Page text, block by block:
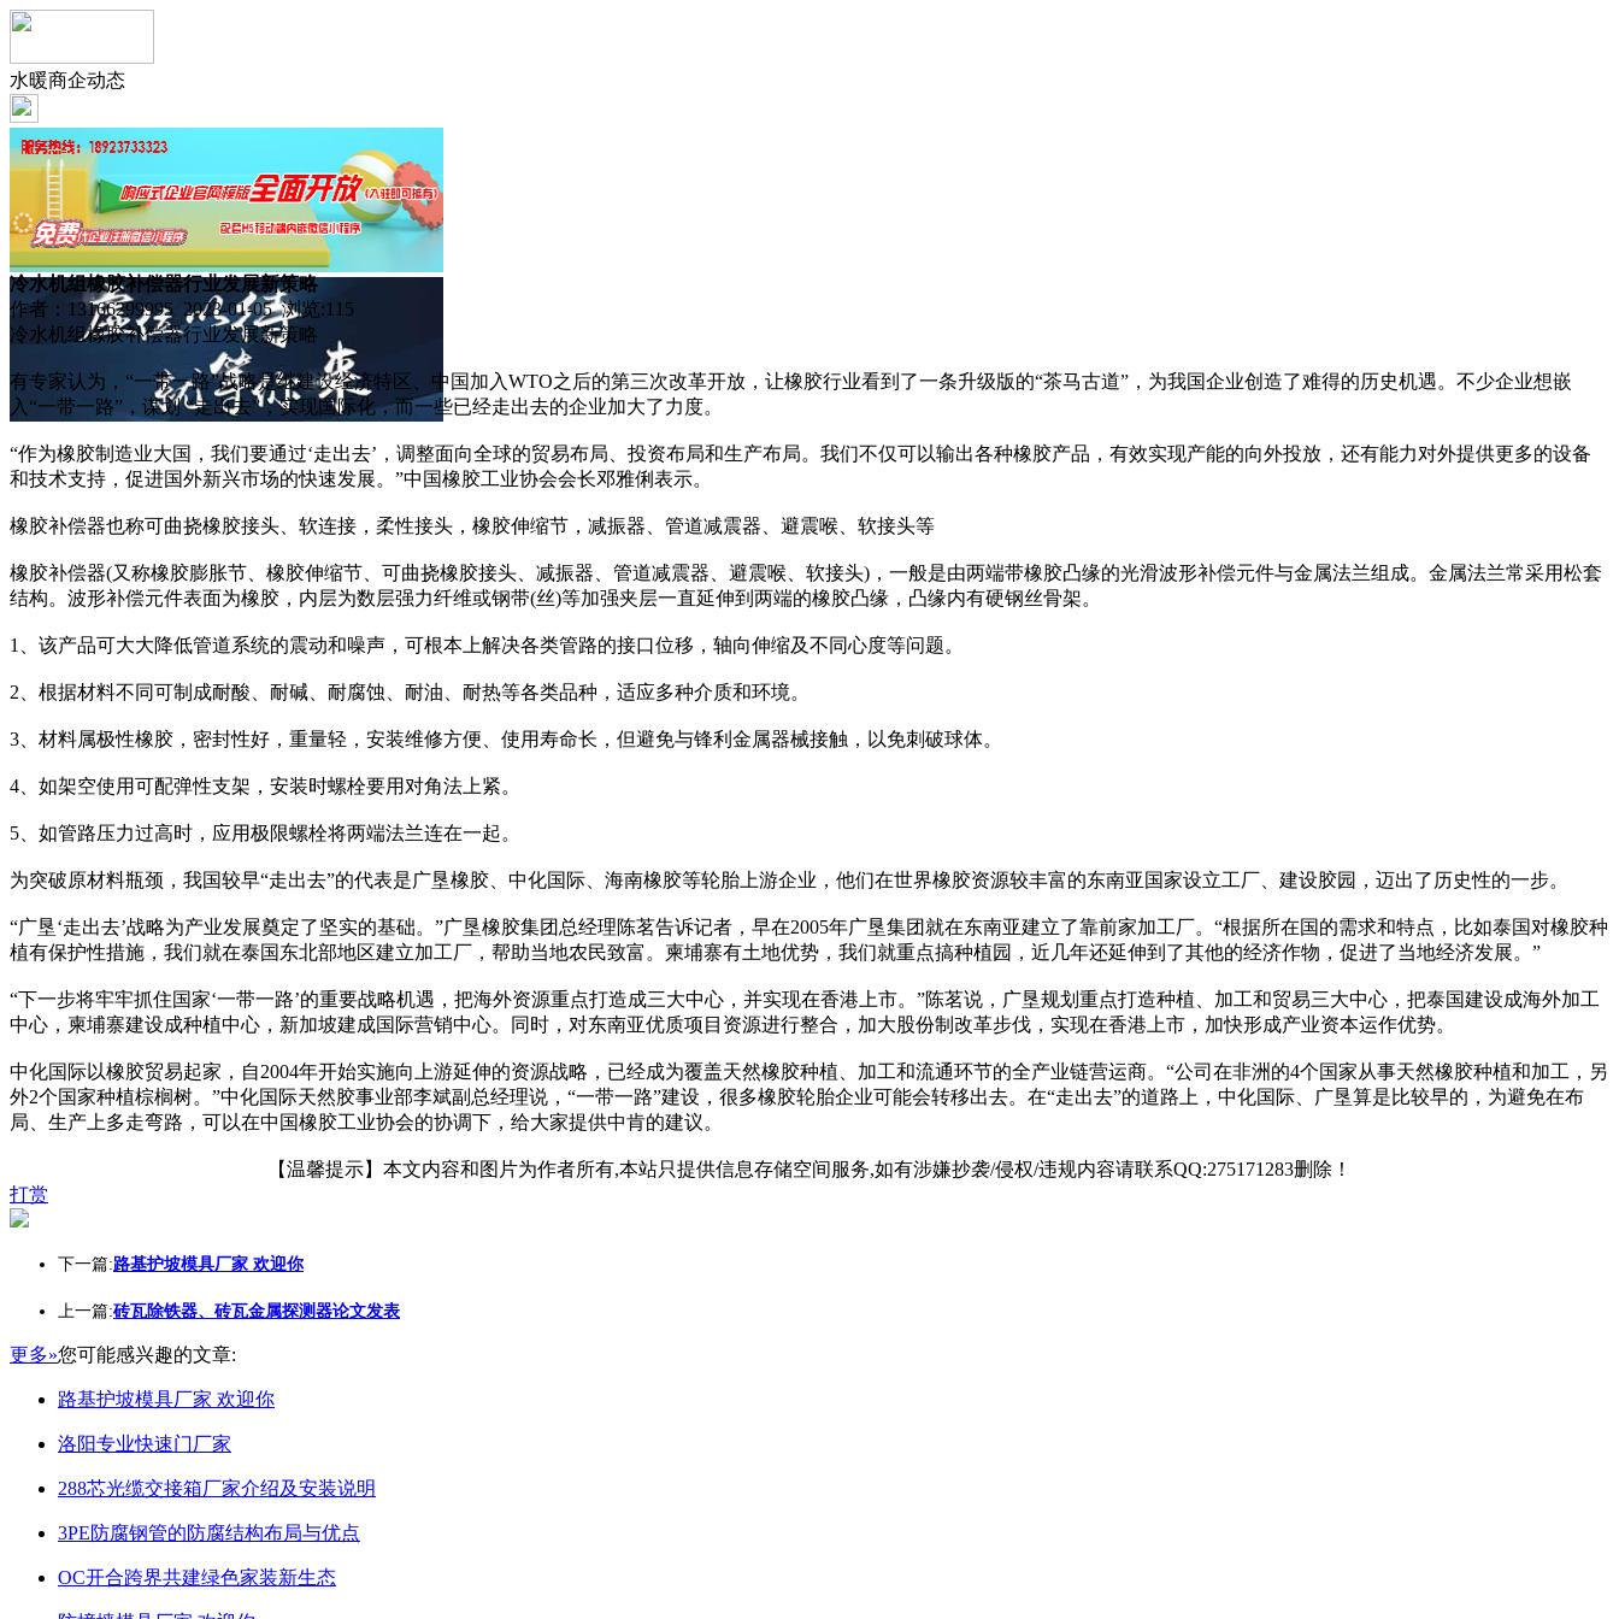
水暖商企动态
冷水机组橡胶补偿器行业发展新策略
作者：13166299995 2023-01-05 浏览:115
冷水机组橡胶补偿器行业发展新策略
有专家认为，“一带一路”战略是继建设经济特区、中国加入WTO之后的第三次改革开放，让橡胶行业看到了一条升级版的“茶马古道”，为我国企业创造了难得的历史机遇。不少企业想嵌
入“一带一路”，谋划 “走出去”，实现国际化，而一些已经走出去的企业加大了力度。
“作为橡胶制造业大国，我们要通过‘走出去’，调整面向全球的贸易布局、投资布局和生产布局。我们不仅可以输出各种橡胶产品，有效实现产能的向外投放，还有能力对外提供更多的设备
和技术支持，促进国外新兴市场的快速发展。”中国橡胶工业协会会长邓雅俐表示。
橡胶补偿器也称可曲挠橡胶接头、软连接，柔性接头，橡胶伸缩节，减振器、管道减震器、避震喉、软接头等
橡胶补偿器(又称橡胶膨胀节、橡胶伸缩节、可曲挠橡胶接头、减振器、管道减震器、避震喉、软接头)，一般是由两端带橡胶凸缘的光滑波形补偿元件与金属法兰组成。金属法兰常采用松套
结构。波形补偿元件表面为橡胶，内层为数层强力纤维或钢带(丝)等加强夹层一直延伸到两端的橡胶凸缘，凸缘内有硬钢丝骨架。
1、该产品可大大降低管道系统的震动和噪声，可根本上解决各类管路的接口位移，轴向伸缩及不同心度等问题。
2、根据材料不同可制成耐酸、耐碱、耐腐蚀、耐油、耐热等各类品种，适应多种介质和环境。
3、材料属极性橡胶，密封性好，重量轻，安装维修方便、使用寿命长，但避免与锋利金属器械接触，以免刺破球体。
4、如架空使用可配弹性支架，安装时螺栓要用对角法上紧。
5、如管路压力过高时，应用极限螺栓将两端法兰连在一起。
为突破原材料瓶颈，我国较早“走出去”的代表是广垦橡胶、中化国际、海南橡胶等轮胎上游企业，他们在世界橡胶资源较丰富的东南亚国家设立工厂、建设胶园，迈出了历史性的一步。
“广垦‘走出去’战略为产业发展奠定了坚实的基础。”广垦橡胶集团总经理陈茗告诉记者，早在2005年广垦集团就在东南亚建立了靠前家加工厂。“根据所在国的需求和特点，比如泰国对橡胶种
植有保护性措施，我们就在泰国东北部地区建立加工厂，帮助当地农民致富。柬埔寨有土地优势，我们就重点搞种植园，近几年还延伸到了其他的经济作物，促进了当地经济发展。”
“下一步将牢牢抓住国家‘一带一路’的重要战略机遇，把海外资源重点打造成三大中心，并实现在香港上市。”陈茗说，广垦规划重点打造种植、加工和贸易三大中心，把泰国建设成海外加工
中心，柬埔寨建设成种植中心，新加坡建成国际营销中心。同时，对东南亚优质项目资源进行整合，加大股份制改革步伐，实现在香港上市，加快形成产业资本运作优势。
中化国际以橡胶贸易起家，自2004年开始实施向上游延伸的资源战略，已经成为覆盖天然橡胶种植、加工和流通环节的全产业链营运商。“公司在非洲的4个国家从事天然橡胶种植和加工，另
外2个国家种植棕榈树。”中化国际天然胶事业部李斌副总经理说，“一带一路”建设，很多橡胶轮胎企业可能会转移出去。在“走出去”的道路上，中化国际、广垦算是比较早的，为避免在布
局、生产上多走弯路，可以在中国橡胶工业协会的协调下，给大家提供中肯的建议。
【温馨提示】本文内容和图片为作者所有,本站只提供信息存储空间服务,如有涉嫌抄袭/侵权/违规内容请联系QQ:275171283删除！
打赏
下一篇:路基护坡模具厂家 欢迎你
上一篇:砖瓦除铁器、砖瓦金属探测器论文发表
更多»您可能感兴趣的文章:
路基护坡模具厂家 欢迎你
洛阳专业快速门厂家
288芯光缆交接箱厂家介绍及安装说明
3PE防腐钢管的防腐结构布局与优点
OC开合跨界共建绿色家装新生态